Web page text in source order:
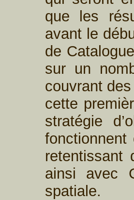
que les
avant le
de
sur un
couvrant
cette
stratégie
retentissant
ainsi avec
spatiale.